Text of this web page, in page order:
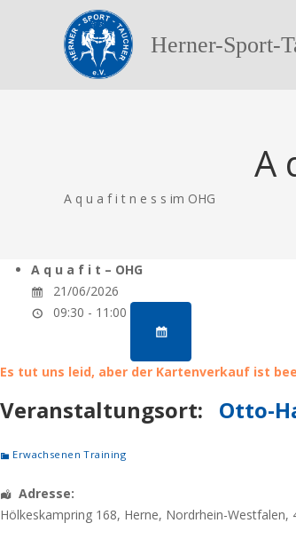
Herner-Sport-
A
A q u a f i t n e s s im OHG
A q u a f i t – OHG
21/06/2026
09:30 - 11:00
Es tut uns leid, aber der Kartenverkauf ist
Veranstaltungsort: Otto-
Erwachsenen Training
Adresse:
Hölkeskampring 168, Herne, Nordrhein-Westfalen,